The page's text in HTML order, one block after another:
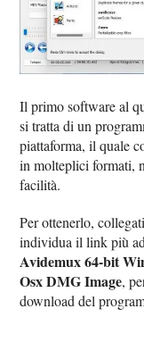
Il primo software al
si tratta di un
piattaforma, il quale
in molteplici formati,
facilità.
Per ottenerlo,
individua il link più
Avidemux 64-bit
Osx DMG Image,
download del